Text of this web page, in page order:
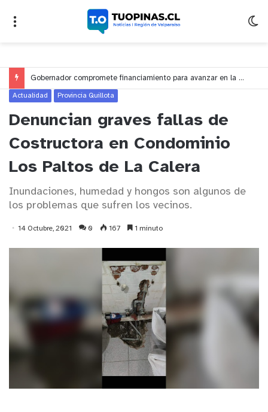
Gobernador compromete financiamiento para avanzar en la construcción del Puente Colón de Limache
Actualidad Provincia Quillota
Denuncian graves fallas de
Costructora en Condominio
Los Paltos de La Calera
Inundaciones, humedad y hongos son algunos de
los problemas que sufren los vecinos.
14 Octubre, 2021 0 167 1 minuto